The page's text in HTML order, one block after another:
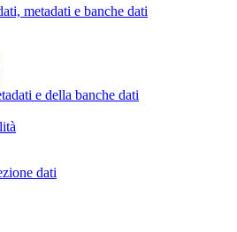
metadati e banche dati
e della banche dati
dati